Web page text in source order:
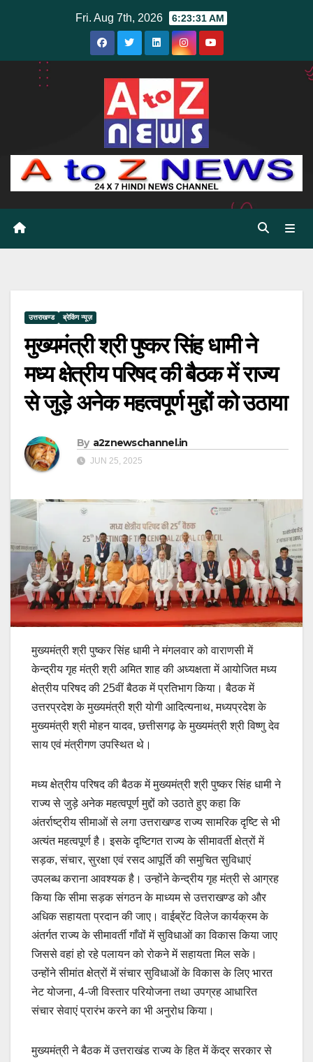
Fri. Aug 7th, 2026 6:23:33 AM
उत्तराखण्ड ब्रेकिंग न्यूज़
मुख्यमंत्री श्री पुष्कर सिंह धामी ने
मध्य क्षेत्रीय परिषद की बैठक में राज्य
से जुड़े अनेक महत्वपूर्ण मुद्दों को उठाया
By a2znewschannel.in
JUN 25, 2025
मुख्यमंत्री श्री पुष्कर सिंह धामी ने मंगलवार को वाराणसी में
केन्द्रीय गृह मंत्री श्री अमित शाह की अध्यक्षता में आयोजित मध्य
क्षेत्रीय परिषद की 25वीं बैठक में प्रतिभाग किया। बैठक में
उत्तरप्रदेश के मुख्यमंत्री श्री योगी आदित्यनाथ, मध्यप्रदेश के
मुख्यमंत्री श्री मोहन यादव, छत्तीसगढ़ के मुख्यमंत्री श्री विष्णु देव
साय एवं मंत्रीगण उपस्थित थे।
मध्य क्षेत्रीय परिषद की बैठक में मुख्यमंत्री श्री पुष्कर सिंह धामी ने
राज्य से जुड़े अनेक महत्वपूर्ण मुद्दों को उठाते हुए कहा कि
अंतर्राष्ट्रीय सीमाओं से लगा उत्तराखण्ड राज्य सामरिक दृष्टि से भी
अत्यंत महत्वपूर्ण है। इसके दृष्टिगत राज्य के सीमावर्ती क्षेत्रों में
सड़क, संचार, सुरक्षा एवं रसद आपूर्ति की समुचित सुविधाएं
उपलब्ध कराना आवश्यक है। उन्होंने केन्द्रीय गृह मंत्री से आग्रह
किया कि सीमा सड़क संगठन के माध्यम से उत्तराखण्ड को और
अधिक सहायता प्रदान की जाए। वाईब्रेंट विलेज कार्यक्रम के
अंतर्गत राज्य के सीमावर्ती गाँवों में सुविधाओं का विकास किया जाए
जिससे वहां हो रहे पलायन को रोकने में सहायता मिल सके।
उन्होंने सीमांत क्षेत्रों में संचार सुविधाओं के विकास के लिए भारत
नेट योजना, 4-जी विस्तार परियोजना तथा उपग्रह आधारित
संचार सेवाएं प्रारंभ करने का भी अनुरोध किया।
मुख्यमंत्री ने बैठक में उत्तराखंड राज्य के हित में केंद्र सरकार से